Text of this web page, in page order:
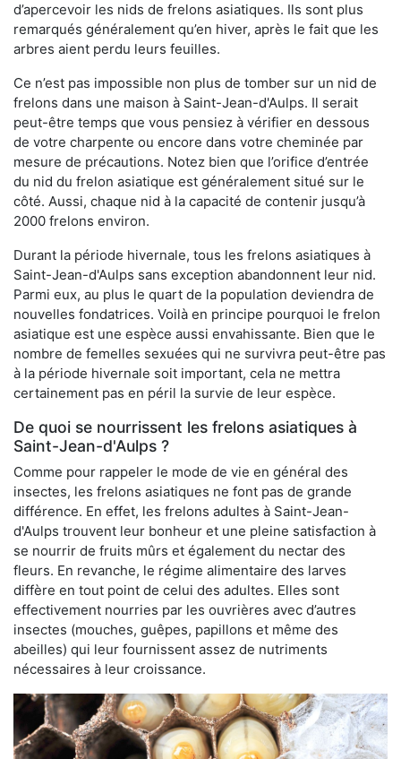
d’apercevoir les nids de frelons asiatiques. Ils sont plus
remarqués généralement qu’en hiver, après le fait que les
arbres aient perdu leurs feuilles.
Ce n’est pas impossible non plus de tomber sur un nid de
frelons dans une maison à Saint-Jean-d'Aulps. Il serait
peut-être temps que vous pensiez à vérifier en dessous
de votre charpente ou encore dans votre cheminée par
mesure de précautions. Notez bien que l’orifice d’entrée
du nid du frelon asiatique est généralement situé sur le
côté. Aussi, chaque nid à la capacité de contenir jusqu’à
2000 frelons environ.
Durant la période hivernale, tous les frelons asiatiques à
Saint-Jean-d'Aulps sans exception abandonnent leur nid.
Parmi eux, au plus le quart de la population deviendra de
nouvelles fondatrices. Voilà en principe pourquoi le frelon
asiatique est une espèce aussi envahissante. Bien que le
nombre de femelles sexuées qui ne survivra peut-être pas
à la période hivernale soit important, cela ne mettra
certainement pas en péril la survie de leur espèce.
De quoi se nourrissent les frelons asiatiques à
Saint-Jean-d'Aulps ?
Comme pour rappeler le mode de vie en général des
insectes, les frelons asiatiques ne font pas de grande
différence. En effet, les frelons adultes à Saint-Jean-
d'Aulps trouvent leur bonheur et une pleine satisfaction à
se nourrir de fruits mûrs et également du nectar des
fleurs. En revanche, le régime alimentaire des larves
diffère en tout point de celui des adultes. Elles sont
effectivement nourries par les ouvrières avec d’autres
insectes (mouches, guêpes, papillons et même des
abeilles) qui leur fournissent assez de nutriments
nécessaires à leur croissance.